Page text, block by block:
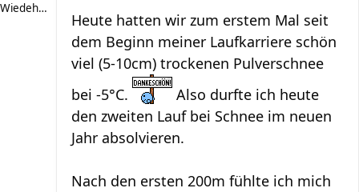
Wiedehopf
Heute hatten wir zum erstem Mal seit
dem Beginn meiner Laufkarriere schön
viel (5-10cm) trockenen Pulverschnee
bei -5°C.
Also durfte ich heute
den zweiten Lauf bei Schnee im neuen
Jahr absolvieren.
Nach den ersten 200m fühlte ich mich